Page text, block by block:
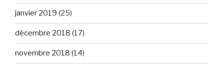
janvier 2019 (25)
décembre 2018 (17)
novembre 2018 (14)